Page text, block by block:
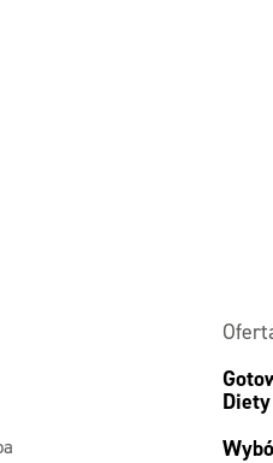
Diety